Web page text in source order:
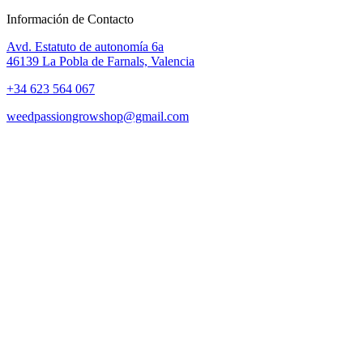
Información de Contacto
Avd. Estatuto de autonomía 6a
46139 La Pobla de Farnals, Valencia
+34 623 564 067
weedpassiongrowshop@gmail.com